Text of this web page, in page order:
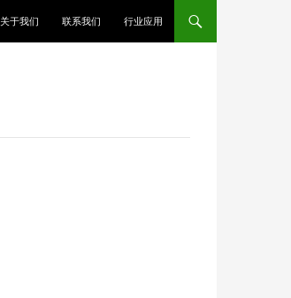
关于我们 联系我们 行业应用